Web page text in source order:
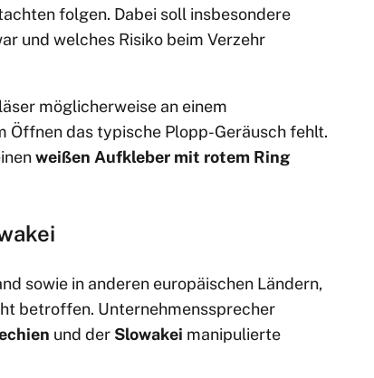
folgen. Dabei soll insbesondere
und welches Risiko beim Verzehr
möglicherweise an einem
Öffnen das typische Plopp-Geräusch fehlt.
weißen Aufkleber mit rotem Ring
sowie in anderen europäischen Ländern,
betroffen. Unternehmenssprecher
und der Slowakei manipulierte